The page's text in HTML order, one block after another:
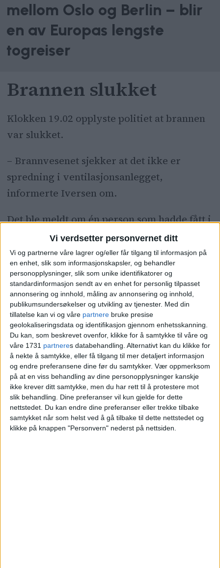
Vi verdsetter personvernet ditt
Vi og partnerne våre lagrer og/eller får tilgang til informasjon på
en enhet, slik som informasjonskapsler, og behandler
personopplysninger, slik som unike identifikatorer og
standardinformasjon sendt av en enhet for personlig tilpasset
annonsering og innhold, måling av annonsering og innhold,
publikumsundersøkelser og utvikling av tjenester. Med din
tillatelse kan vi og våre partnere bruke presise
geolokaliseringsdata og identifikasjon gjennom enhetsskanning.
Du kan, som beskrevet ovenfor, klikke for å samtykke til våre og
våre 1731 partneres databehandling. Alternativt kan du klikke for
å nekte å samtykke, eller få tilgang til mer detaljert informasjon
og endre preferansene dine før du samtykker. Vær oppmerksom
på at en viss behandling av dine personopplysninger kanskje
ikke krever ditt samtykke, men du har rett til å protestere mot
slik behandling. Dine preferanser vil kun gjelde for dette
nettstedet. Du kan endre dine preferanser eller trekke tilbake
samtykket når som helst ved å gå tilbake til dette nettstedet og
klikke på knappen "Personvern" nederst på nettsiden.
mellom Oslo og Berlin – blir
en av Europas lengste
togreiser
Brannen slukket
Klokken 19.02 opplyste politiet at brannen
var slukket.
– Brannvesenet sjekker at det ikke er
spredning i ventilasjonsanlegget,
informerte Iversen om.
Det ble meldt om én person som hadde fått i
seg noe røyk. Dette var beboeren i den
aktuelle leiligheten.
Utløste brannalarm i
Nydalen for å få tak i
person som skylder
penger
Så på TV